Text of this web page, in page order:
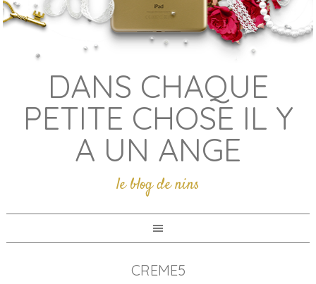
DANS CHAQUE
PETITE CHOSE IL Y
A UN ANGE
le blog de nins
CREME5